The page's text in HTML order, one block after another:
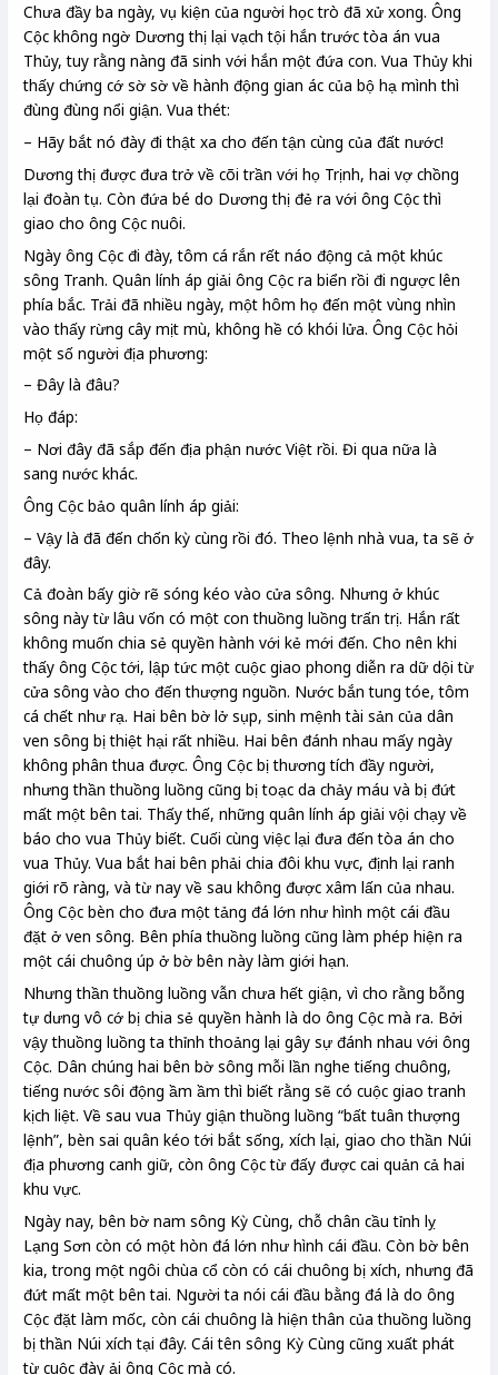
Chưa đầy ba ngày, vụ kiện của người học trò đã xử xong. Ông
Cộc không ngờ Dương thị lại vạch tội hắn trước tòa án vua
Thủy, tuy rằng nàng đã sinh với hắn một đứa con. Vua Thủy khi
thấy chứng cớ sờ sờ về hành động gian ác của bộ hạ mình thì
đùng đùng nổi giận. Vua thét:
– Hãy bắt nó đày đi thật xa cho đến tận cùng của đất nước!
Dương thị được đưa trở về cõi trần với họ Trịnh, hai vợ chồng
lại đoàn tụ. Còn đứa bé do Dương thị đẻ ra với ông Cộc thì
giao cho ông Cộc nuôi.
Ngày ông Cộc đi đày, tôm cá rắn rết náo động cả một khúc
sông Tranh. Quân lính áp giải ông Cộc ra biển rồi đi ngược lên
phía bắc. Trải đã nhiều ngày, một hôm họ đến một vùng nhìn
vào thấy rừng cây mịt mù, không hề có khói lửa. Ông Cộc hỏi
một số người địa phương:
– Đây là đâu?
Họ đáp:
– Nơi đây đã sắp đến địa phận nước Việt rồi. Đi qua nữa là
sang nước khác.
Ông Cộc bảo quân lính áp giải:
– Vậy là đã đến chốn kỳ cùng rồi đó. Theo lệnh nhà vua, ta sẽ ở
đây.
Cả đoàn bấy giờ rẽ sóng kéo vào cửa sông. Nhưng ở khúc
sông này từ lâu vốn có một con thuồng luồng trấn trị. Hắn rất
không muốn chia sẻ quyền hành với kẻ mới đến. Cho nên khi
thấy ông Cộc tới, lập tức một cuộc giao phong diễn ra dữ dội từ
cửa sông vào cho đến thượng nguồn. Nước bắn tung tóe, tôm
cá chết như rạ. Hai bên bờ lở sụp, sinh mệnh tài sản của dân
ven sông bị thiệt hại rất nhiều. Hai bên đánh nhau mấy ngày
không phân thua được. Ông Cộc bị thương tích đầy người,
nhưng thần thuồng luồng cũng bị toạc da chảy máu và bị đứt
mất một bên tai. Thấy thế, những quân lính áp giải vội chạy về
báo cho vua Thủy biết. Cuối cùng việc lại đưa đến tòa án cho
vua Thủy. Vua bắt hai bên phải chia đôi khu vực, định lại ranh
giới rõ ràng, và từ nay về sau không được xâm lấn của nhau.
Ông Cộc bèn cho đưa một tảng đá lớn như hình một cái đầu
đặt ở ven sông. Bên phía thuồng luồng cũng làm phép hiện ra
một cái chuông úp ở bờ bên này làm giới hạn.
Nhưng thần thuồng luồng vẫn chưa hết giận, vì cho rằng bỗng
tự dưng vô cớ bị chia sẻ quyền hành là do ông Cộc mà ra. Bởi
vậy thuồng luồng ta thỉnh thoảng lại gây sự đánh nhau với ông
Cộc. Dân chúng hai bên bờ sông mỗi lần nghe tiếng chuông,
tiếng nước sôi động ầm ầm thì biết rằng sẽ có cuộc giao tranh
kịch liệt. Về sau vua Thủy giận thuồng luồng “bất tuân thượng
lệnh”, bèn sai quân kéo tới bắt sống, xích lại, giao cho thần Núi
địa phương canh giữ, còn ông Cộc từ đấy được cai quản cả hai
khu vực.
Ngày nay, bên bờ nam sông Kỳ Cùng, chỗ chân cầu tỉnh lỵ
Lạng Sơn còn có một hòn đá lớn như hình cái đầu. Còn bờ bên
kia, trong một ngôi chùa cổ còn có cái chuông bị xích, nhưng đã
đứt mất một bên tai. Người ta nói cái đầu bằng đá là do ông
Cộc đặt làm mốc, còn cái chuông là hiện thân của thuồng luồng
bị thần Núi xích tại đây. Cái tên sông Kỳ Cùng cũng xuất phát
từ cuộc đày ải ông Cộc mà có.